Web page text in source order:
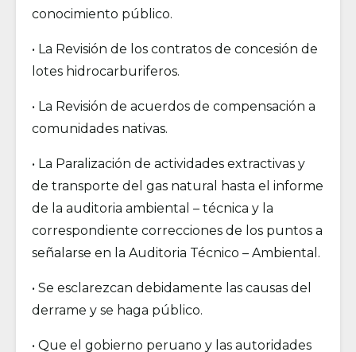
conocimiento público.
• La Revisión de los contratos de concesión de
lotes hidrocarburiferos.
• La Revisión de acuerdos de compensación a
comunidades nativas.
• La Paralización de actividades extractivas y
de transporte del gas natural hasta el informe
de la auditoria ambiental – técnica y la
correspondiente correcciones de los puntos a
señalarse en la Auditoria Técnico – Ambiental.
• Se esclarezcan debidamente las causas del
derrame y se haga público.
• Que el gobierno peruano y las autoridades